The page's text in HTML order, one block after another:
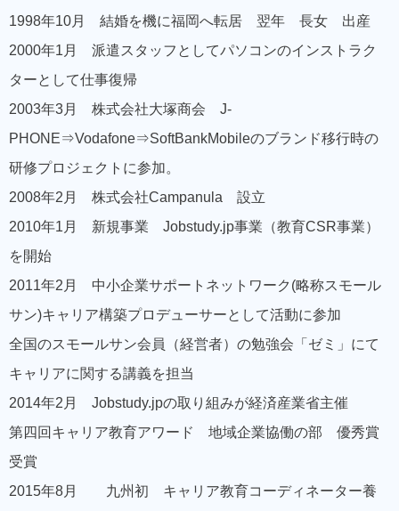
1998年10月 結婚を機に福岡へ転居 翌年 長女 出産
2000年1月 派遣スタッフとしてパソコンのインストラク
ターとして仕事復帰
2003年3月 株式会社大塚商会 J-
PHONE⇒Vodafone⇒SoftBankMobileのブランド移行時の
研修プロジェクトに参加。
2008年2月 株式会社Campanula 設立
2010年1月 新規事業 Jobstudy.jp事業（教育CSR事業）
を開始
2011年2月 中小企業サポートネットワーク(略称スモール
サン)キャリア構築プロデューサーとして活動に参加
全国のスモールサン会員（経営者）の勉強会「ゼミ」にて
キャリアに関する講義を担当
2014年2月 Jobstudy.jpの取り組みが経済産業省主催
第四回キャリア教育アワード 地域企業協働の部 優秀賞
受賞
2015年8月 九州初 キャリア教育コーディネーター養